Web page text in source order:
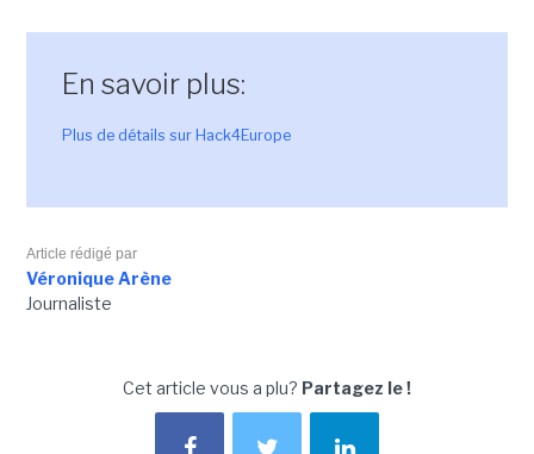
En savoir plus:
Plus de détails sur Hack4Europe
Article rédigé par
Véronique Arène
Journaliste
Cet article vous a plu? Partagez le !